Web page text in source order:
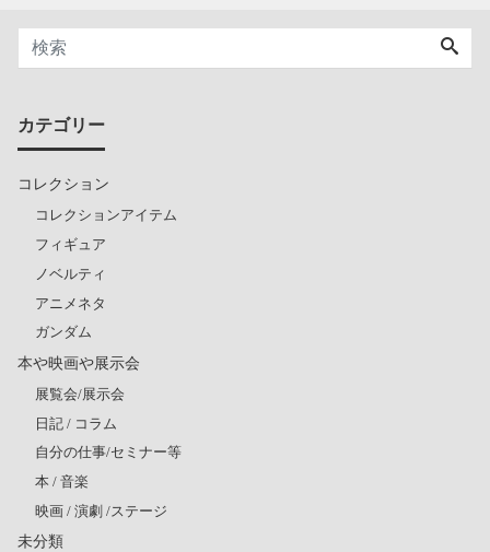
カテゴリー
コレクション
コレクションアイテム
フィギュア
ノベルティ
アニメネタ
ガンダム
本や映画や展示会
展覧会/展示会
日記 / コラム
自分の仕事/セミナー等
本 / 音楽
映画 / 演劇 /ステージ
未分類